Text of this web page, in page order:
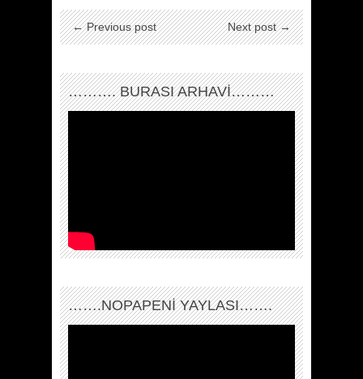
← Previous post Next post →
………. BURASI ARHAVİ………
…….NOPAPENİ YAYLASI…….